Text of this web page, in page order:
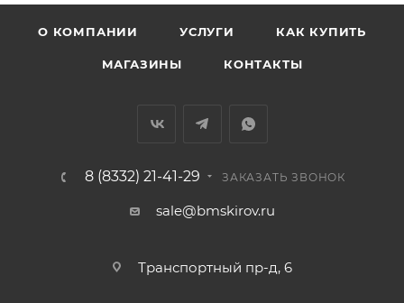
О КОМПАНИИ УСЛУГИ КАК КУПИТЬ
МАГАЗИНЫ КОНТАКТЫ
8 (8332) 21-41-29 ЗАКАЗАТЬ ЗВОНОК
sale@bmskirov.ru
Транспортный пр-д, 6